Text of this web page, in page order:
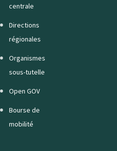
centrale
Directions
régionales
Organismes
sous-tutelle
Open GOV
Bourse de
mobilité